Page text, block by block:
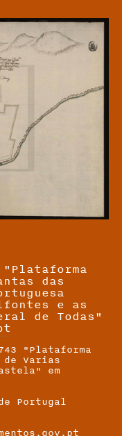
"Plataforma
das
e as
de Todas"
"Plataforma
de Varias
em
Portugal